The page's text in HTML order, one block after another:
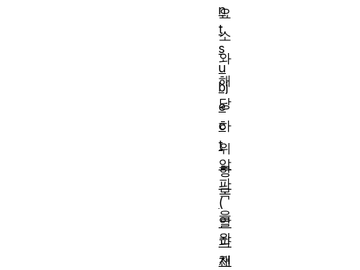
요
소
와
해
당
하
위
항
목
을
완
전
n
t
s
u
bj
e
c
t
알
파
(
알
파
채